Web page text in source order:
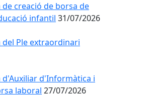
creació de borsa de
infantil 31/07/2026
del Ple extraordinari
d'Auxiliar d'Informàtica i
laboral 27/07/2026